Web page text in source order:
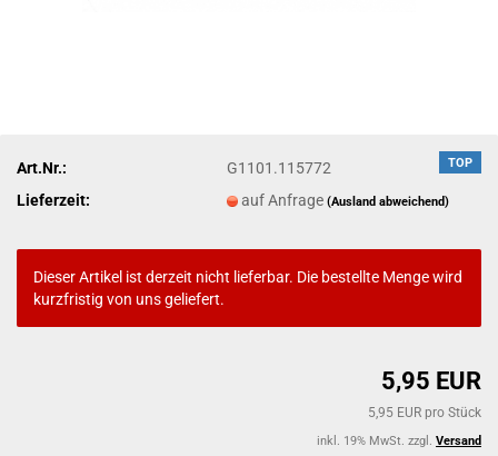
TOP
Art.Nr.:
G1101.115772
Lieferzeit:
auf Anfrage(Ausland abweichend)
Dieser Artikel ist derzeit nicht lieferbar. Die bestellte Menge wird
kurzfristig von uns geliefert.
5,95 EUR
5,95 EUR pro Stück
inkl. 19% MwSt. zzgl. Versand